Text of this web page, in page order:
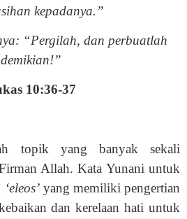
kepadanya.”
“Pergilah, dan perbuatlah
demikian!”
10:36-37
topik yang banyak sekali
Allah. Kata Yunani untuk
‘eleos’yang memiliki pengertian
dan kerelaan hati untuk